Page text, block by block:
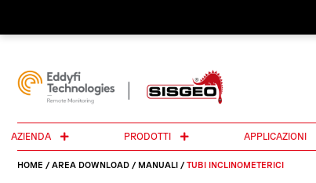
AZIENDA PRODOTTI APPLICAZIONI
HOME / AREA DOWNLOAD / MANUALI / TUBI INCLINOMETERICI